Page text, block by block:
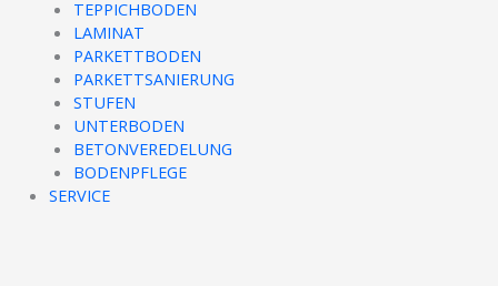
TEPPICHBODEN
LAMINAT
PARKETTBODEN
PARKETTSANIERUNG
STUFEN
UNTERBODEN
BETONVEREDELUNG
BODENPFLEGE
SERVICE